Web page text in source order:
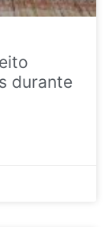
durante